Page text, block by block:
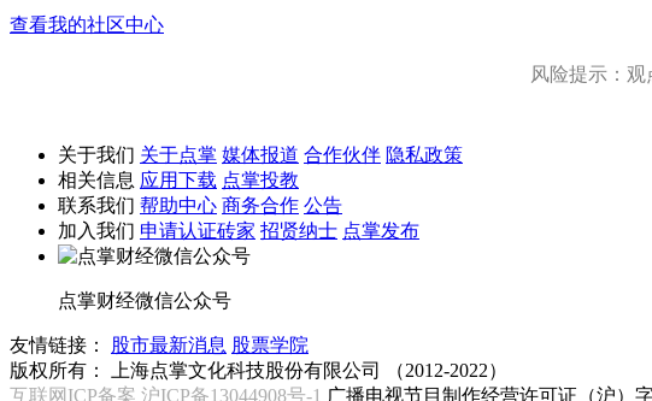
查看我的社区中心
风险提示：
关于我们 关于点掌 媒体报道 合作伙伴 隐私政策
相关信息 应用下载 点掌投教
联系我们 帮助中心 商务合作 公告
加入我们 申请认证砖家 招贤纳士 点掌发布
点掌财经微信公众号
友情链接： 股市最新消息 股票学院
版权所有：
上海点掌文化科技股份有限公司 （2012-2022）
互联网ICP备案 沪ICP备13044908号-1 广播电视节目制作经营许可证（沪）